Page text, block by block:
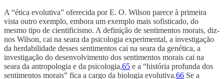
A “ética evolutiva” oferecida por E. O. Wilson parece à primeira
vista outro exemplo, embora um exemplo mais sofisticado, do
mesmo tipo de cientificismo. A definição de sentimentos morais, diz-
nos Wilson, cai na seara da psicologia experimental, a investigação
da herdabilidade desses sentimentos cai na seara da genética, a
investigação do desenvolvimento dos sentimentos morais cai na
seara da antropologia e da psicologia,65 e a “história profunda dos
sentimentos morais” fica a cargo da biologia evolutiva.66 Se a